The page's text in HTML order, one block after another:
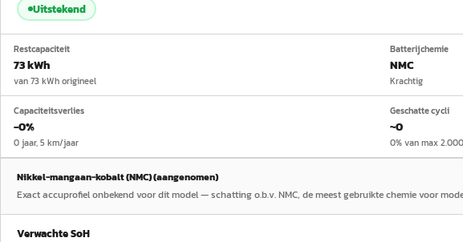
Uitstekend
Restcapaciteit
73 kWh
van 73 kWh origineel
Batterijchemie
NMC
Krachtig
Capaciteitsverlies
−0%
0 jaar, 5 km/jaar
Geschatte cycli
~0
0% van max 2.000
Nikkel-mangaan-kobalt (NMC) (aangenomen)
Exact accuprofiel onbekend voor dit model — schatting o.b.v. NMC, de meest gebruikte chemie voor
Verwachte SoH